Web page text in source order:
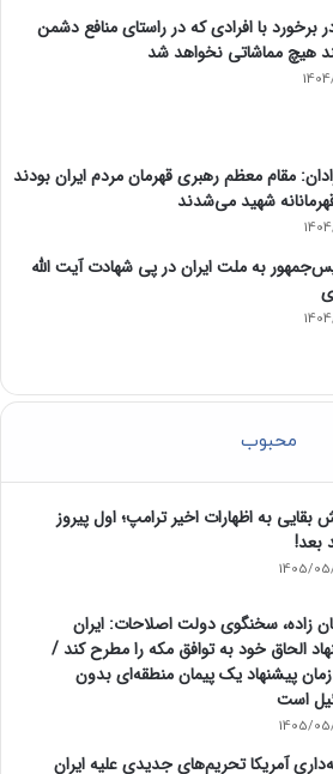
برخورد با افرادی که در راستای منافع دشمن
هیچ مماشاتی نخواهد شد
مقام معظم رهبری قهرمان مردم ایران بودند
شهید می‌شدند
به ملت ایران در پی شهادت آیت الله
محبوب
بقایی به اظهارات اخیر ترامپ؛ اول پیروز
بعد!
1405/
زاده، سخنگوی دولت اصلاحات: ایران
الحاق خود به توافق مکه را مطرح کند /
زمان پیشنهاد یک پیمان منطقه‌ای بدون
است
1405/
آمریکا تحریم‌های جدیدی علیه ایران